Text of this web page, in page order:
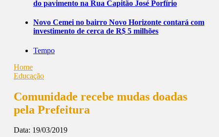
do pavimento na Rua Capitão José Porfírio
Novo Cemei no bairro Novo Horizonte contará com
investimento de cerca de R$ 5 milhões
Tempo
Home
Educação
Comunidade recebe mudas doadas
pela Prefeitura
Data: 19/03/2019